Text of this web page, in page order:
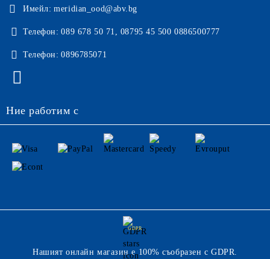
Имейл: meridian_ood@abv.bg
Телефон: 089 678 50 71, 08795 45 500 0886500777
Телефон: 0896785071
Ние работим с
GDPR
Нашият онлайн магазин е 100% съобразен с GDPR.